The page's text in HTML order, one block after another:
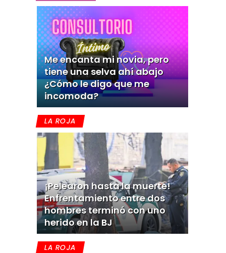
Me encanta mi novia, pero
tiene una selva ahí abajo
¿Cómo le digo que me
incomoda?
LA ROJA
¡Pelearon hasta la muerte!
Enfrentamiento entre dos
hombres terminó con uno
herido en la BJ
LA ROJA